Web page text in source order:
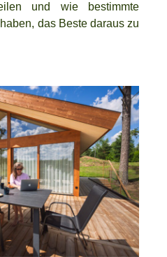
und wie bestimmte
das Beste daraus zu